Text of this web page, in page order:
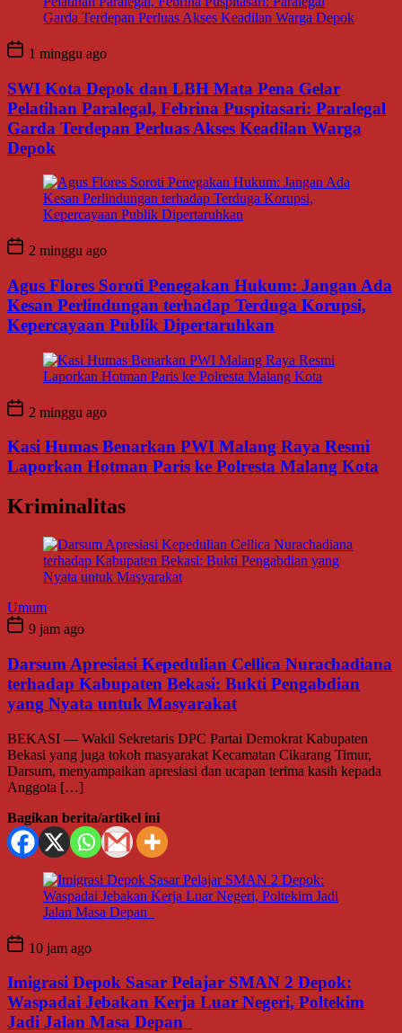
1 minggu ago
SWI Kota Depok dan LBH Mata Pena Gelar
Pelatihan Paralegal, Febrina Puspitasari: Paralegal
Garda Terdepan Perluas Akses Keadilan Warga
Depok
2 minggu ago
Agus Flores Soroti Penegakan Hukum: Jangan Ada
Kesan Perlindungan terhadap Terduga Korupsi,
Kepercayaan Publik Dipertaruhkan
2 minggu ago
Kasi Humas Benarkan PWI Malang Raya Resmi
Laporkan Hotman Paris ke Polresta Malang Kota
Kriminalitas
Umum
9 jam ago
Darsum Apresiasi Kepedulian Cellica Nurachadiana
terhadap Kabupaten Bekasi: Bukti Pengabdian
yang Nyata untuk Masyarakat
BEKASI — Wakil Sekretaris DPC Partai Demokrat Kabupaten
Bekasi yang juga tokoh masyarakat Kecamatan Cikarang Timur,
Darsum, menyampaikan apresiasi dan ucapan terima kasih kepada
Anggota […]
Bagikan berita/artikel ini
10 jam ago
Imigrasi Depok Sasar Pelajar SMAN 2 Depok:
Waspadai Jebakan Kerja Luar Negeri, Poltekim
Jadi Jalan Masa Depan